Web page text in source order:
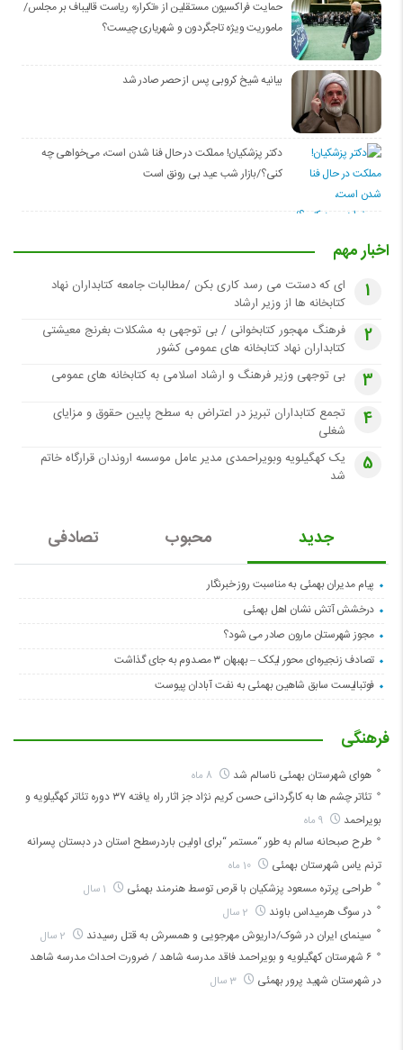
حمایت فراکسیون مستقلین از «تکرار» ریاست قالیباف بر مجلس/
ماموریت ویژه تاجگردون و شهریاری چیست؟
بیانیه شیخ کروبی پس از حصر صادر شد
دکتر پزشکیان! مملکت در حال فنا شدن است، می‌خواهی چه
کنی؟/بازار شب عید بی رونق است
اخبار مهم
1
ای که دستت می رسد کاری بکن /مطالبات جامعه کتابداران نهاد
کتابخانه ها از وزیر ارشاد
2
فرهنگ مهجور کتابخوانی / بی توجهی به مشکلات بغرنج معیشتی
کتابداران نهاد کتابخانه های عمومی کشور
3 بی توجهی وزیر فرهنگ و ارشاد اسلامی به کتابخانه های عمومی
4
تجمع کتابداران تبریز در اعتراض به سطح پایین حقوق و مزایای
شغلی
5
یک کهگیلویه وبویراحمدی مدیر عامل موسسه اروندان قرارگاه خاتم
شد
جدید محبوب تصادفی
پیام مدیران بهمئی به مناسبت روز خبرنگار
درخشش آتش نشان اهل بهمئی
مجوز شهرستان مارون صادر می شود؟
تصادف زنجیره‌ای محور لیکک – بهبهان ۳ مصدوم به جای گذاشت
فوتبالیست سابق شاهین بهمئی به نفت آبادان پیوست
فرهنگی
هوای شهرستان بهمئی ناسالم شد
تئاتر چشم ها به کارگردانی حسن کریم نژاد جز اثار راه یافته ۳۷ دوره تئاتر کهگیلویه و
بویراحمد
طرح صبحانه سالم به طور “مستمر “برای اولین باردرسطح استان در دبستان پسرانه
ترنم یاس شهرستان بهمئی
طراحی پرتره مسعود پزشکیان با قرص توسط هنرمند بهمئی
در سوگ هرمیداس باوند
سینمای ایران در شوک/داریوش مهرجویی و همسرش به قتل رسیدند
۶ شهرستان کهگیلویه و بویراحمد فاقد مدرسه شاهد / ضرورت احداث مدرسه شاهد
در شهرستان شهید پرور بهمئی